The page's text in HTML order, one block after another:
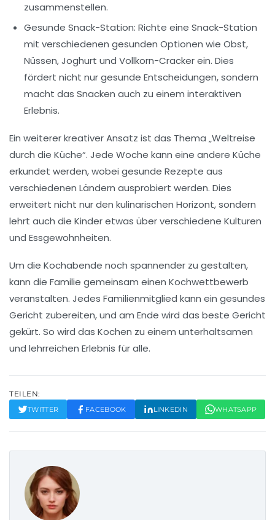
zusammenstellen.
Gesunde Snack-Station: Richte eine Snack-Station
mit verschiedenen gesunden Optionen wie Obst,
Nüssen, Joghurt und Vollkorn-Cracker ein. Dies
fördert nicht nur gesunde Entscheidungen, sondern
macht das Snacken auch zu einem interaktiven
Erlebnis.
Ein weiterer kreativer Ansatz ist das Thema „Weltreise
durch die Küche“. Jede Woche kann eine andere Küche
erkundet werden, wobei gesunde Rezepte aus
verschiedenen Ländern ausprobiert werden. Dies
erweitert nicht nur den kulinarischen Horizont, sondern
lehrt auch die Kinder etwas über verschiedene Kulturen
und Essgewohnheiten.
Um die Kochabende noch spannender zu gestalten,
kann die Familie gemeinsam einen Kochwettbewerb
veranstalten. Jedes Familienmitglied kann ein gesundes
Gericht zubereiten, und am Ende wird das beste Gericht
gekürt. So wird das Kochen zu einem unterhaltsamen
und lehrreichen Erlebnis für alle.
TEILEN:
TWITTER FACEBOOK LINKEDIN WHATSAPP